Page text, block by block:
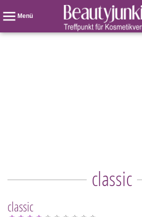
Menü
classic
classic